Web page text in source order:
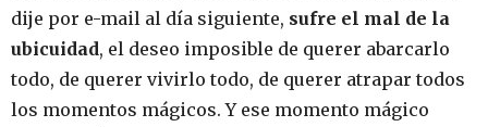
dije por e-mail al día siguiente, sufre el mal de la
ubicuidad, el deseo imposible de querer abarcarlo
todo, de querer vivirlo todo, de querer atrapar todos
los momentos mágicos. Y ese momento mágico